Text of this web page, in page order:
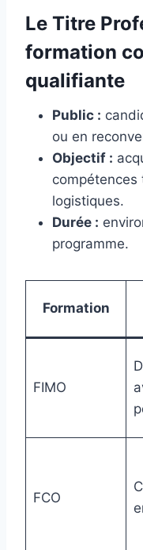
Le Titre
formation
qualifiante
Public :
ou en
Objectif :
compétences
logistiques.
Durée :
programme.
Formation
FIMO
FCO